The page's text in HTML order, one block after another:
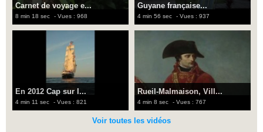
Carnet de voyage e...
8 min 18 sec - Vues : 968
Guyane française...
4 min 56 sec - Vues : 937
En 2012 Cap sur l...
4 min 11 sec - Vues : 821
Rueil-Malmaison, Vill...
4 min 8 sec - Vues : 767
Voir toutes les vidéos